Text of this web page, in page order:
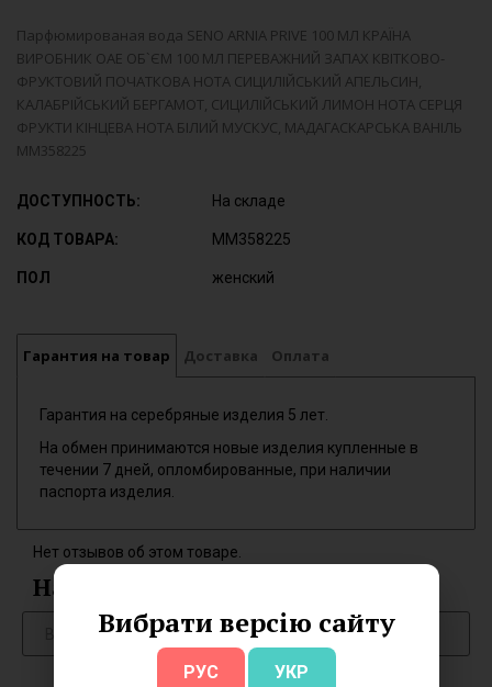
Вибрати версію сайту
РУС УКР
Парфюмированая вода SENO ARNIA PRIVE 100 МЛ КРАЇНА
ВИРОБНИК ОАЕ ОБ`ЄМ 100 МЛ ПЕРЕВАЖНИЙ ЗАПАХ КВІТКОВО-
ФРУКТОВИЙ ПОЧАТКОВА НОТА СИЦИЛІЙСЬКИЙ АПЕЛЬСИН,
КАЛАБРІЙСЬКИЙ БЕРГАМОТ, СИЦИЛІЙСЬКИЙ ЛИМОН НОТА СЕРЦЯ
ФРУКТИ КІНЦЕВА НОТА БІЛИЙ МУСКУС, МАДАГАСКАРСЬКА ВАНІЛЬ
MM358225
ДОСТУПНОСТЬ: На складе
КОД ТОВАРА: MM358225
ПОЛ женский
Гарантия на товар Доставка Оплата
Гарантия на серебряные изделия 5 лет.
На обмен принимаются новые изделия купленные в
течении 7 дней, опломбированные, при наличии
паспорта изделия.
Нет отзывов об этом товаре.
Написать отзыв